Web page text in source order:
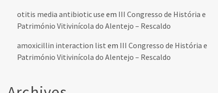
otitis media antibiotic use em III Congresso de História e
Património Vitivinícola do Alentejo – Rescaldo
amoxicillin interaction list em III Congresso de História e
Património Vitivinícola do Alentejo – Rescaldo